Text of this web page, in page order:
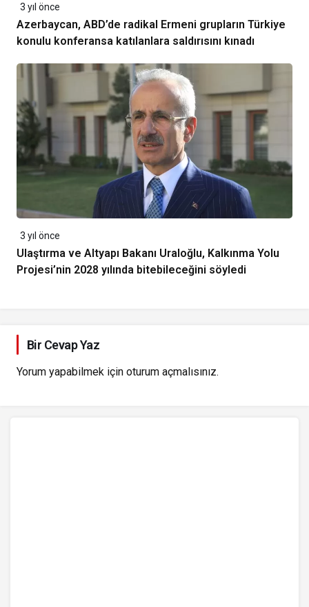
3 yıl önce
Azerbaycan, ABD’de radikal Ermeni grupların Türkiye
konulu konferansa katılanlara saldırısını kınadı
3 yıl önce
Ulaştırma ve Altyapı Bakanı Uraloğlu, Kalkınma Yolu
Projesi’nin 2028 yılında bitebileceğini söyledi
Bir Cevap Yaz
Yorum yapabilmek için oturum açmalısınız.